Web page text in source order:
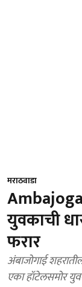
मराठवाडा
युवकाची
फरार
अंबाजोगाई
एका हॉटेलसमोर